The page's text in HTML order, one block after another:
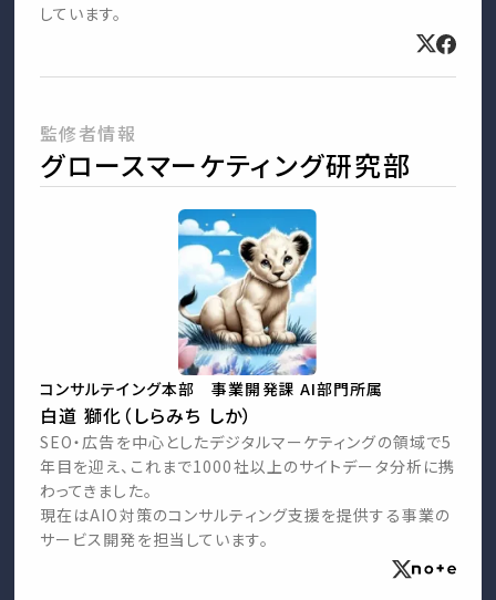
しています。
監修者情報
グロースマーケティング研究部
コンサルテイング本部 事業開発課 AI部門所属
白道 獅化（しらみち しか）
SEO・広告を中心としたデジタルマーケティングの領域で5
年目を迎え、これまで1000社以上のサイトデータ分析に携
わってきました。
現在はAIO対策のコンサルティング支援を提供する事業の
サービス開発を担当しています。